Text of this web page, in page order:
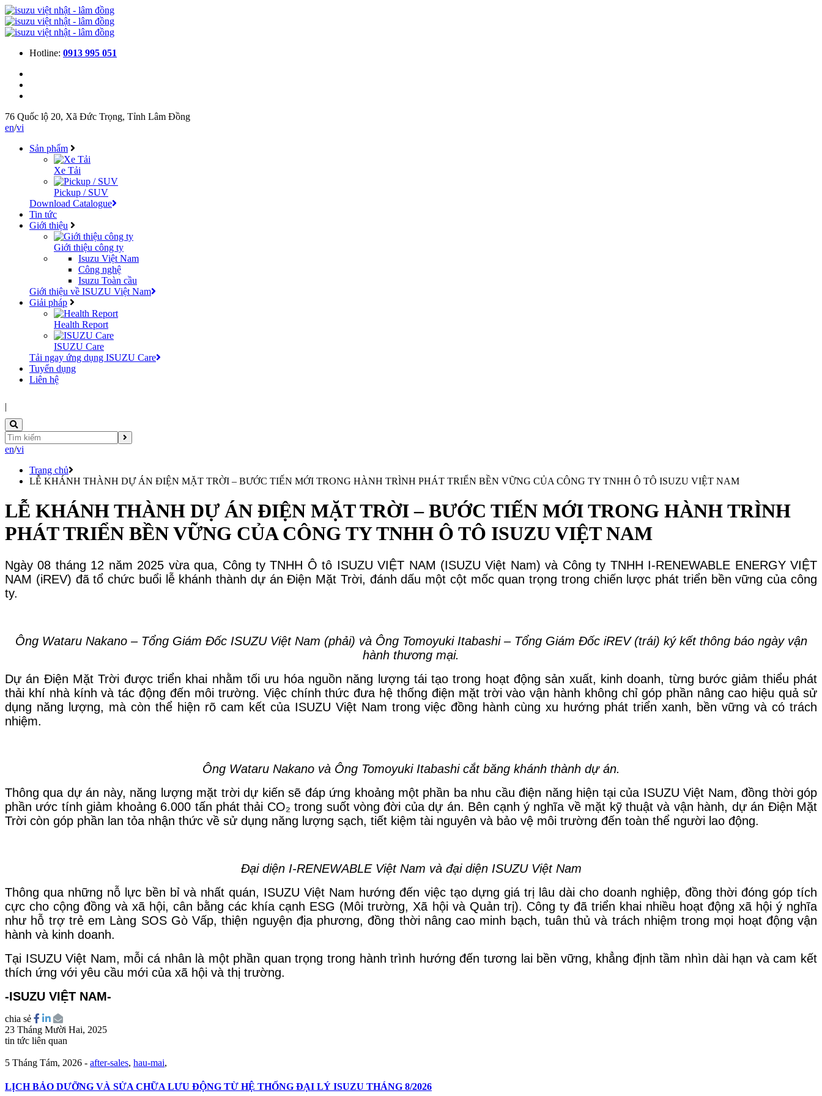
Hotline: 0913 995 051
76 Quốc lộ 20, Xã Đức Trọng, Tỉnh Lâm Đồng
en/vi
Sản phẩm
Xe Tải
Pickup / SUV
Download Catalogue
Tin tức
Giới thiệu
Giới thiệu công ty
Isuzu Việt Nam
Công nghệ
Isuzu Toàn cầu
Giới thiệu về ISUZU Việt Nam
Giải pháp
Health Report
ISUZU Care
Tải ngay ứng dụng ISUZU Care
Tuyển dụng
Liên hệ
|
en/vi
Trang chủ
LỄ KHÁNH THÀNH DỰ ÁN ĐIỆN MẶT TRỜI – BƯỚC TIẾN MỚI TRONG HÀNH TRÌNH PHÁT TRIỂN BỀN VỮNG CỦA CÔNG TY TNHH Ô TÔ ISUZU VIỆT NAM
LỄ KHÁNH THÀNH DỰ ÁN ĐIỆN MẶT TRỜI – BƯỚC TIẾN MỚI TRONG HÀNH TRÌNH
PHÁT TRIỂN BỀN VỮNG CỦA CÔNG TY TNHH Ô TÔ ISUZU VIỆT NAM
Ngày 08 tháng 12 năm 2025 vừa qua, Công ty TNHH Ô tô ISUZU VIỆT NAM (ISUZU Việt Nam) và Công ty TNHH I-RENEWABLE ENERGY VIỆT
NAM (iREV) đã tổ chức buổi lễ khánh thành dự án Điện Mặt Trời, đánh dấu một cột mốc quan trọng trong chiến lược phát triển bền vững của công
ty.
Ông Wataru Nakano – Tổng Giám Đốc ISUZU Việt Nam (phải) và Ông Tomoyuki Itabashi – Tổng Giám Đốc iREV (trái) ký kết thông báo ngày vận
hành thương mại.
Dự án Điện Mặt Trời được triển khai nhằm tối ưu hóa nguồn năng lượng tái tạo trong hoạt động sản xuất, kinh doanh, từng bước giảm thiểu phát
thải khí nhà kính và tác động đến môi trường. Việc chính thức đưa hệ thống điện mặt trời vào vận hành không chỉ góp phần nâng cao hiệu quả sử
dụng năng lượng, mà còn thể hiện rõ cam kết của ISUZU Việt Nam trong việc đồng hành cùng xu hướng phát triển xanh, bền vững và có trách
nhiệm.
Ông Wataru Nakano và Ông Tomoyuki Itabashi cắt băng khánh thành dự án.
Thông qua dự án này, năng lượng mặt trời dự kiến sẽ đáp ứng khoảng một phần ba nhu cầu điện năng hiện tại của ISUZU Việt Nam, đồng thời góp
phần ước tính giảm khoảng 6.000 tấn phát thải CO₂ trong suốt vòng đời của dự án. Bên cạnh ý nghĩa về mặt kỹ thuật và vận hành, dự án Điện Mặt
Trời còn góp phần lan tỏa nhận thức về sử dụng năng lượng sạch, tiết kiệm tài nguyên và bảo vệ môi trường đến toàn thể người lao động.
Đại diện I-RENEWABLE Việt Nam và đại diện ISUZU Việt Nam
Thông qua những nỗ lực bền bỉ và nhất quán, ISUZU Việt Nam hướng đến việc tạo dựng giá trị lâu dài cho doanh nghiệp, đồng thời đóng góp tích
cực cho cộng đồng và xã hội, cân bằng các khía cạnh ESG (Môi trường, Xã hội và Quản trị). Công ty đã triển khai nhiều hoạt động xã hội ý nghĩa
như hỗ trợ trẻ em Làng SOS Gò Vấp, thiện nguyện địa phương, đồng thời nâng cao minh bạch, tuân thủ và trách nhiệm trong mọi hoạt động vận
hành và kinh doanh.
Tại ISUZU Việt Nam, mỗi cá nhân là một phần quan trọng trong hành trình hướng đến tương lai bền vững, khẳng định tầm nhìn dài hạn và cam kết
thích ứng với yêu cầu mới của xã hội và thị trường.
-ISUZU VIỆT NAM-
chia sẻ
23 Tháng Mười Hai, 2025
tin tức liên quan
5 Tháng Tám, 2026 - after-sales, hau-mai,
LỊCH BẢO DƯỠNG VÀ SỬA CHỮA LƯU ĐỘNG TỪ HỆ THỐNG ĐẠI LÝ ISUZU THÁNG 8/2026